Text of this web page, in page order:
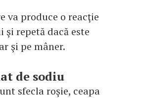
va produce o reacţie
şi repetă dacă este
şi pe mâner.
de sodiu
sfecla roşie, ceapa